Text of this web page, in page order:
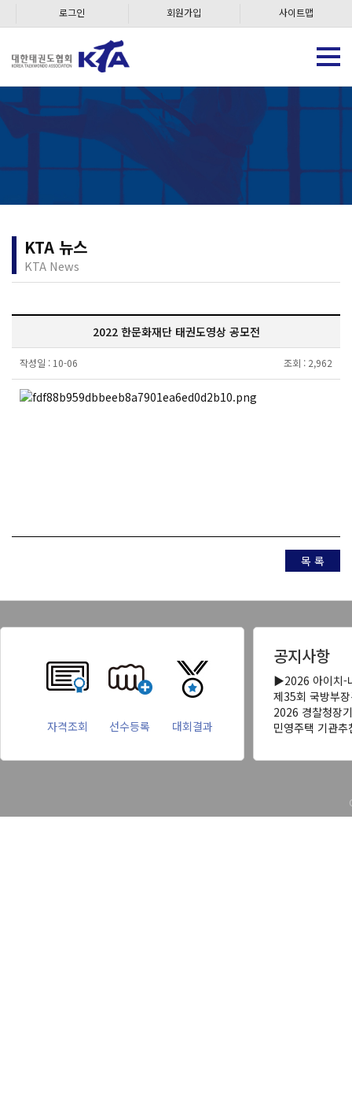
로그인 회원가입 사이트맵
KTA 뉴스
KTA News
2022 한문화재단 태권도영상 공모전
작성일 : 10-06 조회 : 2,962
목 록
자격조회 선수등록 대회결과
공지사항
▶2026 아이치-
제35회 국방부
2026 경찰청장
민영주택 기관